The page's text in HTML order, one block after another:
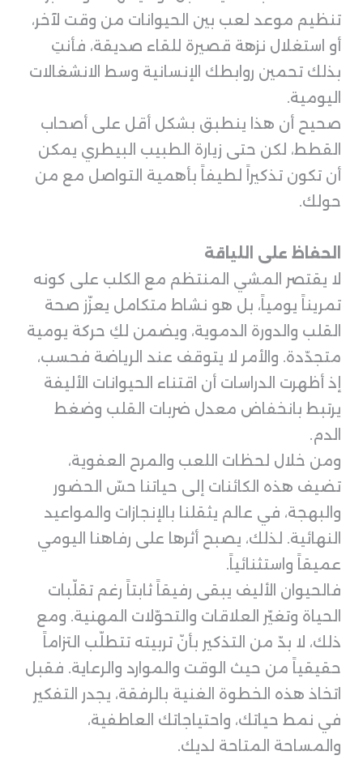
تنظيم موعد لعب بين الحيوانات من وقت لآخر،
أو استغلال نزهة قصيرة للقاء صديقة، فأنتِ
بذلك تحمين روابطك الإنسانية وسط الانشغالات
اليومية.
صحيح أن هذا ينطبق بشكل أقل على أصحاب
القطط، لكن حتى زيارة الطبيب البيطري يمكن
أن تكون تذكيراً لطيفاً بأهمية التواصل مع من
حولك.
الحفاظ على اللياقة
لا يقتصر المشي المنتظم مع الكلب على كونه
تمريناً يومياً، بل هو نشاط متكامل يعزّز صحة
القلب والدورة الدموية، ويضمن لكِ حركة يومية
متجدّدة. والأمر لا يتوقف عند الرياضة فحسب،
إذ أظهرت الدراسات أن اقتناء الحيوانات الأليفة
يرتبط بانخفاض معدل ضربات القلب وضغط
الدم.
ومن خلال لحظات اللعب والمرح العفوية،
تضيف هذه الكائنات إلى حياتنا حسّ الحضور
والبهجة، في عالم يثقلنا بالإنجازات والمواعيد
النهائية. لذلك، يصبح أثرها على رفاهنا اليومي
عميقاً واستثنائياً.
فالحيوان الأليف يبقى رفيقاً ثابتاً رغم تقلّبات
الحياة وتغيّر العلاقات والتحوّلات المهنية. ومع
ذلك، لا بدّ من التذكير بأنّ تربيته تتطلّب التزاماً
حقيقياً من حيث الوقت والموارد والرعاية. فقبل
اتخاذ هذه الخطوة الغنية بالرفقة، يجدر التفكير
في نمط حياتك، واحتياجاتك العاطفية،
والمساحة المتاحة لديك.